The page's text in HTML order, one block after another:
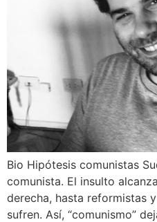
Bio Hipótesis comunistas
comunista. El insulto
derecha, hasta reformistas
sufren. Así, “comunismo”